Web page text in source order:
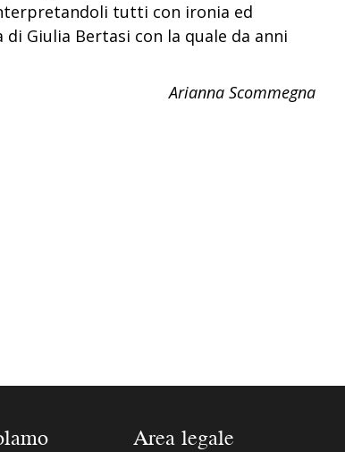
tutti con ironia ed
Giulia Bertasi con la quale da anni
Arianna Scommegna
Area legale